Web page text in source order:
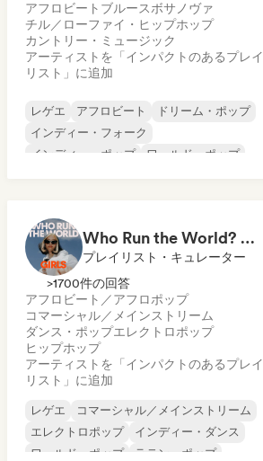
アフロビート ブルースボサノヴァ
チル／ローファイ・ヒップホップ
カントリー・ミュージック
アーティストを「インパクトのあるプレイ
リスト」に追加
レゲエ アフロビート
ドリーム・ポップ
インディー・フォーク
インディー・ポップ
ワールド・ポップ
Who Run the World? Girls! 🔥 Female Empowerment Pop & Girl-Power Anthems
プレイリスト・キュレーター
>1700件の回答
アフロビート／アフロポップ
コマーシャル／メインストリーム
ダンス・ポップエレクトロポップ
ヒップホップ
アーティストを「インパクトのあるプレイ
リスト」に追加
レゲエ
コマーシャル／メインストリーム
エレクトロポップ
インディー・ダンス
ワールド・ポップ
ラテン・ポップ